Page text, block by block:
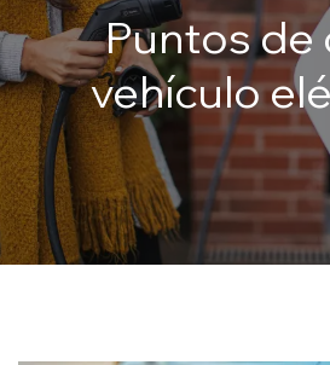
Puntos de
vehículo